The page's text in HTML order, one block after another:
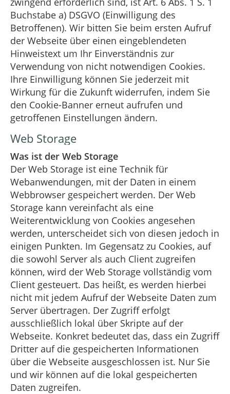
Buchstabe a) DSGVO (Einwilligung des
Betroffenen). Wir bitten Sie beim ersten Aufruf
der Webseite über einen eingeblendeten
Hinweistext um Ihr Einverständnis zur
Verwendung von nicht notwendigen Cookies.
Ihre Einwilligung können Sie jederzeit mit
Wirkung für die Zukunft widerrufen, indem Sie
den Cookie-Banner erneut aufrufen und
getroffenen Einstellungen ändern.
Web Storage
Was ist der Web Storage
Der Web Storage ist eine Technik für
Webanwendungen, mit der Daten in einem
Webbrowser gespeichert werden. Der Web
Storage kann vereinfacht als eine
Weiterentwicklung von Cookies angesehen
werden, unterscheidet sich von diesen jedoch in
einigen Punkten. Im Gegensatz zu Cookies, auf
die sowohl Server als auch Client zugreifen
können, wird der Web Storage vollständig vom
Client gesteuert. Das heißt, es werden hierbei
nicht mit jedem Aufruf der Webseite Daten zum
Server übertragen. Der Zugriff erfolgt
ausschließlich lokal über Skripte auf der
Webseite. Konkret bedeutet das, dass ein Zugriff
Dritter auf die gespeicherten Informationen
über die Webseite ausgeschlossen ist. Nur Sie
und wir können auf die lokal gespeicherten
Daten zugreifen.